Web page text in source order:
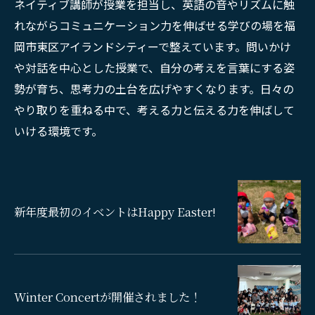
ネイティブ講師が授業を担当し、英語の音やリズムに触
れながらコミュニケーション力を伸ばせる学びの場を福
岡市東区アイランドシティーで整えています。問いかけ
や対話を中心とした授業で、自分の考えを言葉にする姿
勢が育ち、思考力の土台を広げやすくなります。日々の
やり取りを重ねる中で、考える力と伝える力を伸ばして
いける環境です。
新年度最初のイベントはHappy Easter!
Winter Concertが開催されました！